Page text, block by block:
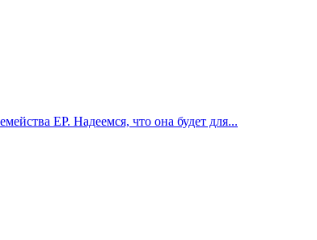
EP. Надеемся, что она будет для...